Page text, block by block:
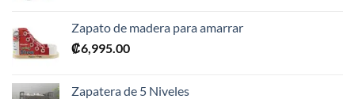
Zapato de madera para amarrar
₡6,995.00
Zapatera de 5 Niveles